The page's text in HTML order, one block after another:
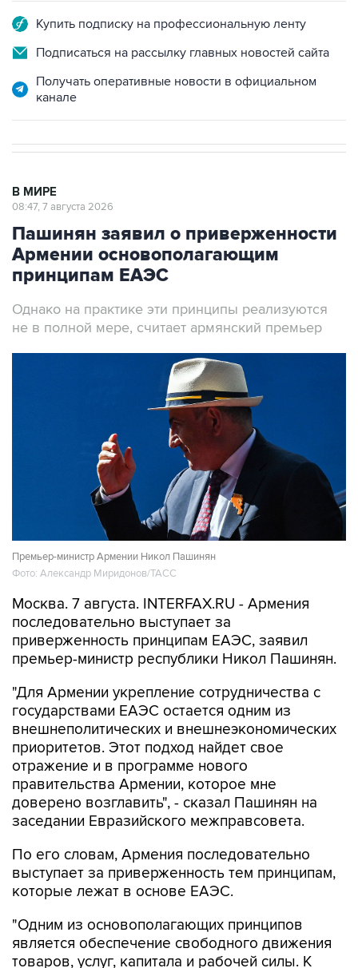
Купить подписку на профессиональную ленту
Подписаться на рассылку главных новостей сайта
Получать оперативные новости в официальном
канале
В МИРЕ
08:47, 7 августа 2026
Пашинян заявил о приверженности
Армении основополагающим
принципам ЕАЭС
Однако на практике эти принципы реализуются
не в полной мере, считает армянский премьер
Премьер-министр Армении Никол Пашинян
Фото: Александр Миридонов/ТАСС
Москва. 7 августа. INTERFAX.RU - Армения
последовательно выступает за
приверженность принципам ЕАЭС, заявил
премьер-министр республики Никол Пашинян.
"Для Армении укрепление сотрудничества с
государствами ЕАЭС остается одним из
внешнеполитических и внешнеэкономических
приоритетов. Этот подход найдет свое
отражение и в программе нового
правительства Армении, которое мне
доверено возглавить", - сказал Пашинян на
заседании Евразийского межправсовета.
По его словам, Армения последовательно
выступает за приверженность тем принципам,
которые лежат в основе ЕАЭС.
"Одним из основополагающих принципов
является обеспечение свободного движения
товаров, услуг, капитала и рабочей силы. К